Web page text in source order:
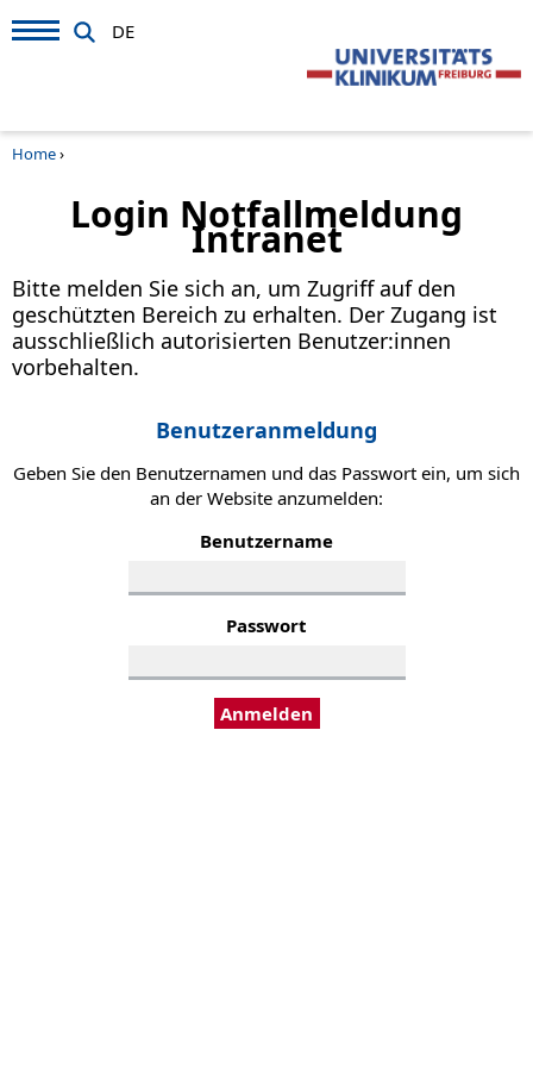
DE
Home›
Login Notfallmeldung
Intranet
Bitte melden Sie sich an, um Zugriff auf den
geschützten Bereich zu erhalten. Der Zugang ist
ausschließlich autorisierten Benutzer:innen
vorbehalten.
Benutzeranmeldung
Geben Sie den Benutzernamen und das Passwort ein, um sich
an der Website anzumelden:
Benutzername
Passwort